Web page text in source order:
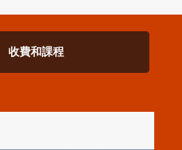
收費和課程